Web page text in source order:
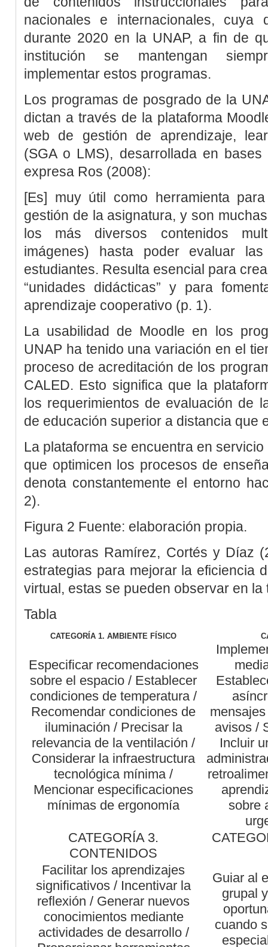
nacionales e internacionales,
durante 2020 en la UNAP, a fin de
institución se mantengan
implementar estos programas.
Los programas de posgrado de la
dictan a través de la plataforma
web de gestión de aprendizaje,
(SGA o LMS), desarrollada en
expresa Ros (2008):
[Es] muy útil como herramienta
gestión de la asignatura, y son
los más diversos contenidos
imágenes) hasta poder evaluar
estudiantes. Resulta esencial para
“unidades didácticas” y para
aprendizaje cooperativo (p. 1).
La usabilidad de Moodle en los
UNAP ha tenido una variación en el
proceso de acreditación de los
CALED. Esto significa que la
los requerimientos de evaluación de
de educación superior a distancia que
La plataforma se encuentra en
que optimicen los procesos de
denota constantemente el entorno
2).
Figura 2 Fuente: elaboración propia.
Las autoras Ramírez, Cortés y Díaz
estrategias para mejorar la eficiencia
virtual, estas se pueden observar en la
Tabla
CATEGORÍA 1. AMBIENTE FÍSICO
Especificar recomendaciones
sobre el espacio / Establecer
condiciones de temperatura /
Recomendar condiciones de
iluminación / Precisar la
relevancia de la ventilación /
Considerar la infraestructura
tecnológica mínima /
Mencionar especificaciones
mínimas de ergonomía
avisos /
Incluir
sobre
CATEGORÍA 3.
CONTENIDOS
Facilitar los aprendizajes
significativos / Incentivar la
reflexión / Generar nuevos
conocimientos mediante
actividades de desarrollo /
Guiar al
grupal
cuando